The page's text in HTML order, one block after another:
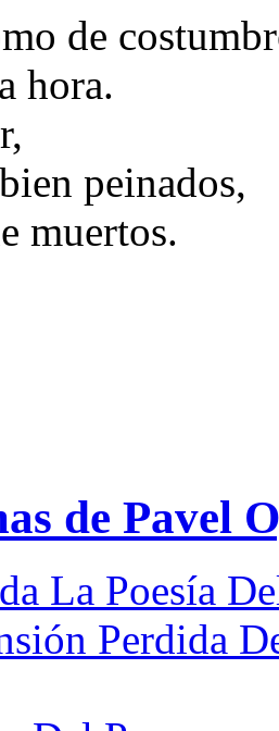
de
hora.
peinados,
muertos.
de Pavel
La Poesía
Perdida